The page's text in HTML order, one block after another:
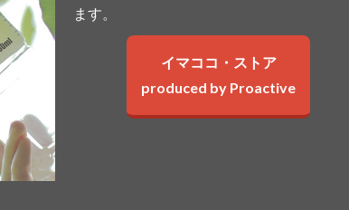
ます。
イマココ・ストア
produced by Proactive